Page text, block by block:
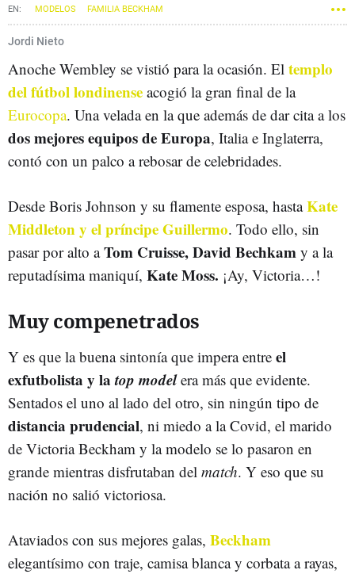
MODELOS FAMILIA BECKHAM
Jordi Nieto
Anoche Wembley se vistió para la ocasión. El templo
del fútbol londinense acogió la gran final de la
Eurocopa. Una velada en la que además de dar cita a los
dosmejores equipos de Europa, Italia e Inglaterra,
contó con un palco a rebosar de celebridades.
Desde Boris Johnson y su flamente esposa, hastaKate
Middleton y el príncipe Guillermo. Todo ello, sin
pasar por alto aTom Cruisse, David Bechkam y a la
reputadísima maniquí, Kate Moss. ¡Ay, Victoria…!
Muy compenetrados
Y es que la buena sintonía que impera entre el
exfutbolista y latop modelera más que evidente.
Sentados el uno al lado del otro, sin ningún tipo de
distancia prudencial, ni miedo a la Covid, el marido
de Victoria Beckham y la modelo se lo pasaron en
grande mientras disfrutaban del match. Y eso que su
nación no salió victoriosa.
Ataviados con sus mejores galas, Beckham
elegantísimo con traje, camisa blanca y corbata a rayas,